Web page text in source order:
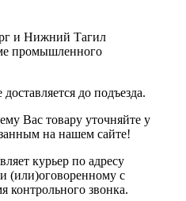
и Нижний Тагил
промышленного
до подъезда.
Вас товару уточняйте у
на нашем сайте!
курьер по адресу
(или)оговоренному с
контрольного звонка.